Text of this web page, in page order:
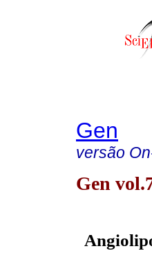
Gen
versão
Gen